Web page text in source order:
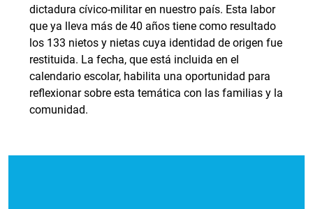
dictadura cívico-militar en nuestro país. Esta labor
que ya lleva más de 40 años tiene como resultado
los 133 nietos y nietas cuya identidad de origen fue
restituida. La fecha, que está incluida en el
calendario escolar, habilita una oportunidad para
reflexionar sobre esta temática con las familias y la
comunidad.